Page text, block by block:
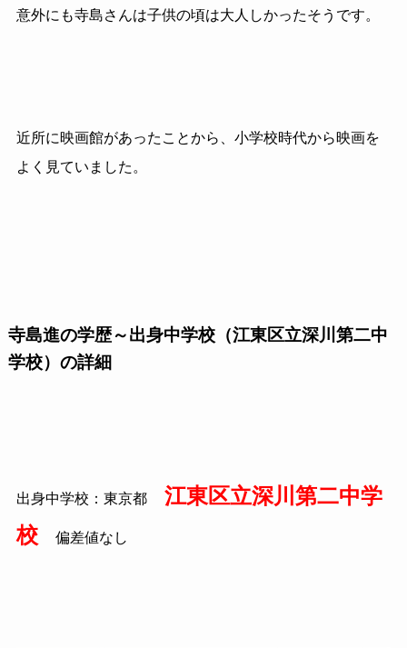
意外にも寺島さんは子供の頃は大人しかったそうです。
近所に映画館があったことから、小学校時代から映画を
よく見ていました。
寺島進の学歴～出身中学校（江東区立深川第二中
学校）の詳細
出身中学校：東京都
江東区立深川第二中学
校
偏差値なし